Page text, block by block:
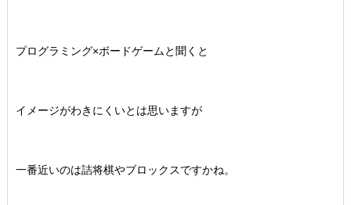
プログラミング×ボードゲームと聞くと
イメージがわきにくいとは思いますが
一番近いのは詰将棋やブロックスですかね。